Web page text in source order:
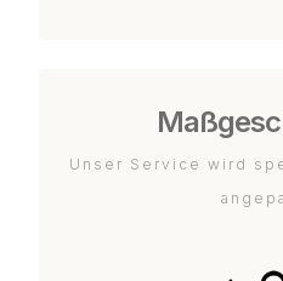
Unser Service wird